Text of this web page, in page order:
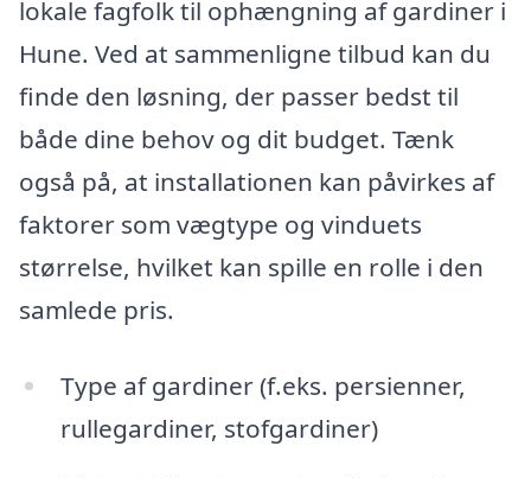
lokale fagfolk til ophængning af gardiner i
Hune. Ved at sammenligne tilbud kan du
finde den løsning, der passer bedst til
både dine behov og dit budget. Tænk
også på, at installationen kan påvirkes af
faktorer som vægtype og vinduets
størrelse, hvilket kan spille en rolle i den
samlede pris.
Type af gardiner (f.eks. persienner,
rullegardiner, stofgardiner)